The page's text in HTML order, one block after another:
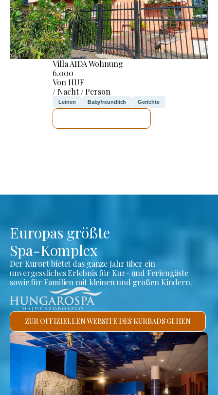
Villa AIDA Wohnung
6.000
Von HUF
/ Nacht / Person
Leinen Babyfreundlich Gerichte
Europas größte
Spa-Komplex
Der Kurort bietet das ganze Jahr über ein
unvergessliches Erlebnis für Kur- und Feriengäste
sowie für Familien mit kleinen und großen Kindern.
ZUR OFFIZIELLEN WEBSITE DES KURBADS GEHEN